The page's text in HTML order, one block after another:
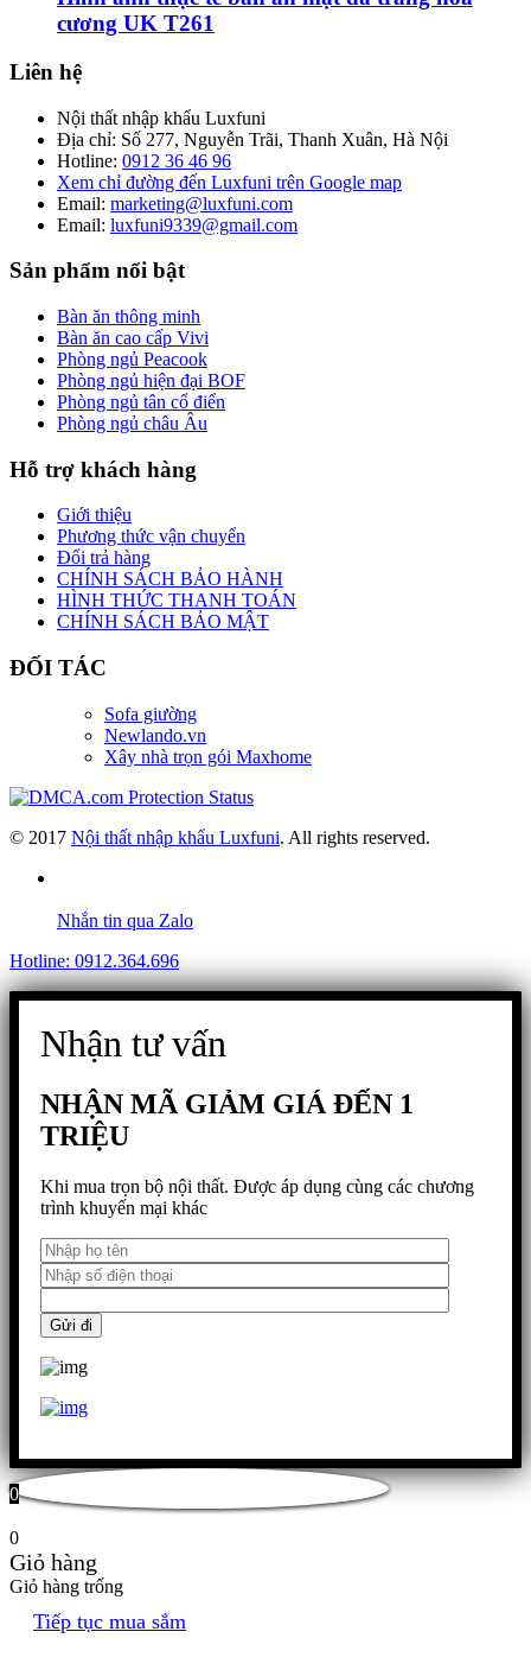
cương UK T261
Liên hệ
Nội thất nhập khẩu Luxfuni
Địa chỉ: Số 277, Nguyễn Trãi, Thanh Xuân, Hà Nội
Hotline: 0912 36 46 96
Xem chỉ đường đến Luxfuni trên Google map
Email: marketing@luxfuni.com
Email: luxfuni9339@gmail.com
Sản phẩm nổi bật
Bàn ăn thông minh
Bàn ăn cao cấp Vivi
Phòng ngủ Peacook
Phòng ngủ hiện đại BOF
Phòng ngủ tân cổ điển
Phòng ngủ châu Âu
Hỗ trợ khách hàng
Giới thiệu
Phương thức vận chuyển
Đổi trả hàng
CHÍNH SÁCH BẢO HÀNH
HÌNH THỨC THANH TOÁN
CHÍNH SÁCH BẢO MẬT
ĐỐI TÁC
Sofa giường
Newlando.vn
Xây nhà trọn gói Maxhome
© 2017 Nội thất nhập khẩu Luxfuni. All rights reserved.
Nhắn tin qua Zalo
Hotline: 0912.364.696
Nhận tư vấn
NHẬN MÃ GIẢM GIÁ ĐẾN 1
TRIỆU
Khi mua trọn bộ nội thất. Được áp dụng cùng các chương
trình khuyến mại khác
0
0
Giỏ hàng
Giỏ hàng trống
Tiếp tục mua sắm